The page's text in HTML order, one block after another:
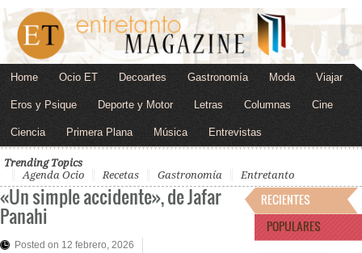
Home Ocio ET Decoartes Gastronomía Moda Viajar
Eros y Psique Deporte y Motor Letras Columnas Cine
Ciencia Primera Plana Música Entrevistas
Trending Topics
Agenda Ocio
Recetas Gastronomía Entretanto
«Un simple accidente», de Jafar
Panahi
Posted on 12 febrero, 2026
RECIENTES
POPULARES